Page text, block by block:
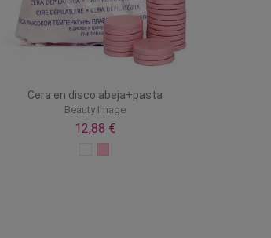
Cera en disco abeja+pasta
Beauty Image
12,88 €